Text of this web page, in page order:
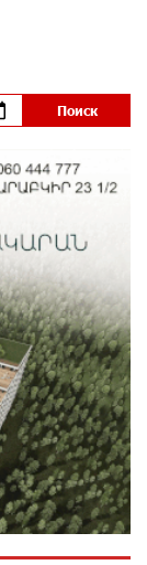
Когда-нибудь
уже поздно
9 дней назад
армян
сам
9 дней назад
— до 10%
приложении
10 дней назад
Summit: